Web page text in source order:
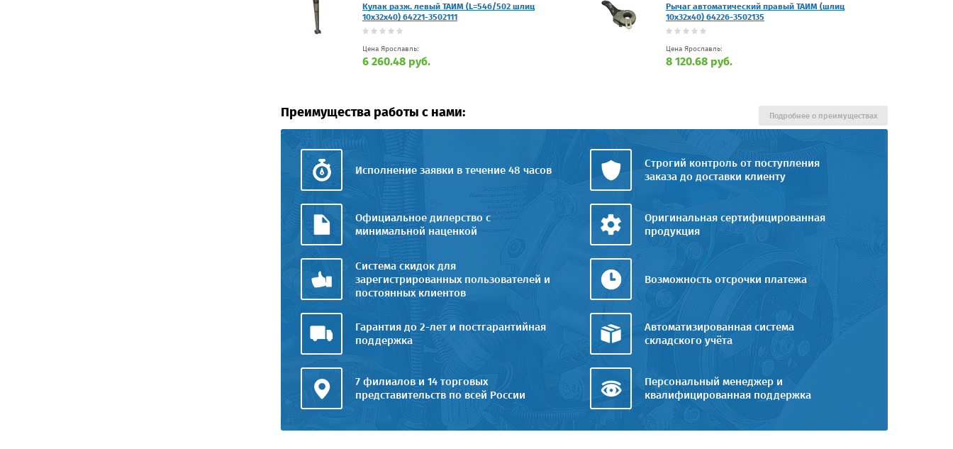
Кулак разж. левый ТАИМ (L=546/502 шлиц
10х32х40) 64221-3502111
Цена Ярославль:
6 260.48 руб.
Рычаг автоматический правый ТАИМ (шлиц
10х32х40) 64226-3502135
Цена Ярославль:
8 120.68 руб.
Преимущества работы с нами:
Исполнение заявки в течение 48 часов
Строгий контроль от поступления
заказа до доставки клиенту
Официальное дилерство с
минимальной наценкой
Оригинальная сертифицированная
продукция
Система скидок для
зарегистрированных пользователей и
постоянных клиентов
Возможность отсрочки платежа
Гарантия до 2-лет и постгарантийная
поддержка
Автоматизированная система
складского учёта
7 филиалов и 14 торговых
представительств по всей России
Персональный менеджер и
квалифицированная поддержка
Подробнее о преимуществах